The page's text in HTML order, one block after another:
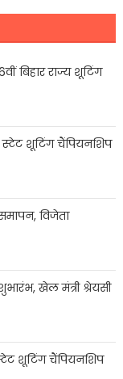
बिहार राज्य शूटिंग
स्टेट शूटिंग चैंपियनशिप
विजेता
खेल मंत्री श्रेयसी
शूटिंग चैंपियनशिप